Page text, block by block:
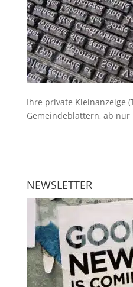
Ihre private Kleinanzeige
Gemeindeblättern, ab nur
NEWSLETTER